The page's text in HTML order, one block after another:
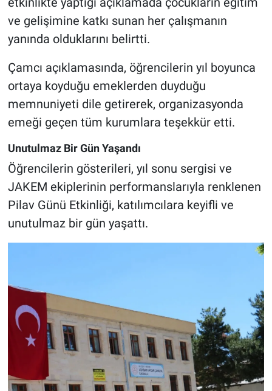
ve gelişimine katkı sunan her çalışmanın
yanında olduklarını belirtti.
Çamcı açıklamasında, öğrencilerin yıl boyunca
ortaya koyduğu emeklerden duyduğu
memnuniyeti dile getirerek, organizasyonda
emeği geçen tüm kurumlara teşekkür etti.
Unutulmaz Bir Gün Yaşandı
Öğrencilerin gösterileri, yıl sonu sergisi ve
JAKEM ekiplerinin performanslarıyla renklenen
Pilav Günü Etkinliği, katılımcılara keyifli ve
unutulmaz bir gün yaşattı.